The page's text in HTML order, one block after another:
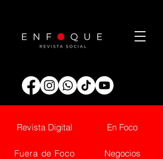
Revista Digital
Fuera de Foco
En Foco
Negocios